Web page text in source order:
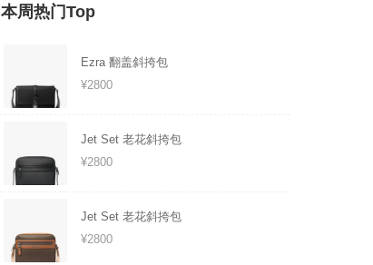
本周热门Top
Ezra 翻盖斜挎包
¥2800
Jet Set 老花斜挎包
¥2800
Jet Set 老花斜挎包
¥2800